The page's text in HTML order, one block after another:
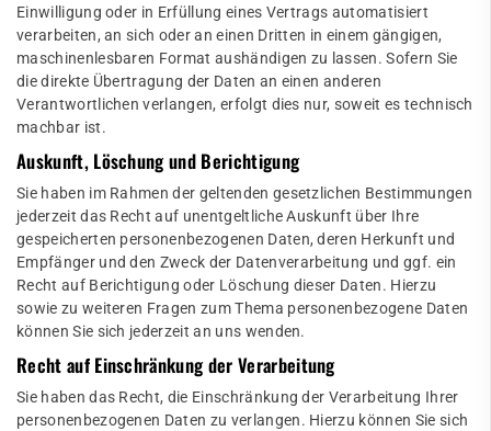
Einwilligung oder in Erfüllung eines Vertrags automatisiert
verarbeiten, an sich oder an einen Dritten in einem gängigen,
maschinenlesbaren Format aushändigen zu lassen. Sofern Sie
die direkte Übertragung der Daten an einen anderen
Verantwortlichen verlangen, erfolgt dies nur, soweit es technisch
machbar ist.
Auskunft, Löschung und Berichtigung
Sie haben im Rahmen der geltenden gesetzlichen Bestimmungen
jederzeit das Recht auf unentgeltliche Auskunft über Ihre
gespeicherten personenbezogenen Daten, deren Herkunft und
Empfänger und den Zweck der Datenverarbeitung und ggf. ein
Recht auf Berichtigung oder Löschung dieser Daten. Hierzu
sowie zu weiteren Fragen zum Thema personenbezogene Daten
können Sie sich jederzeit an uns wenden.
Recht auf Einschränkung der Verarbeitung
Sie haben das Recht, die Einschränkung der Verarbeitung Ihrer
personenbezogenen Daten zu verlangen. Hierzu können Sie sich